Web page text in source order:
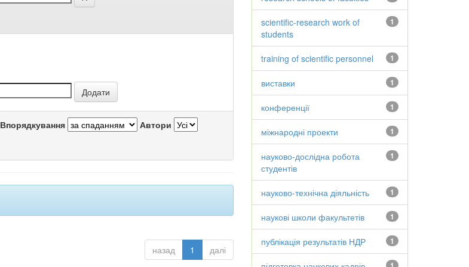
Впорядкування Автори
назад 1 далі
1
scientific-research work of
students
1
training of scientific personnel
1
виставки
1
конференції
1
міжнародні проекти
1
науково-дослідна робота
студентів
1
науково-технічна діяльність
1
наукові школи факультетів
1
публікація результатів НДР